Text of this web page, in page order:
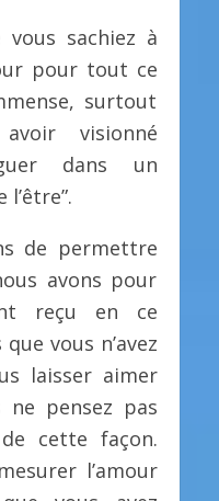
vous sachiez à
pour tout ce
surtout
visionné
dans un
de permettre
avons pour
reçu en ce
vous n’avez
laisser aimer
ne pensez pas
cette façon.
l’amour